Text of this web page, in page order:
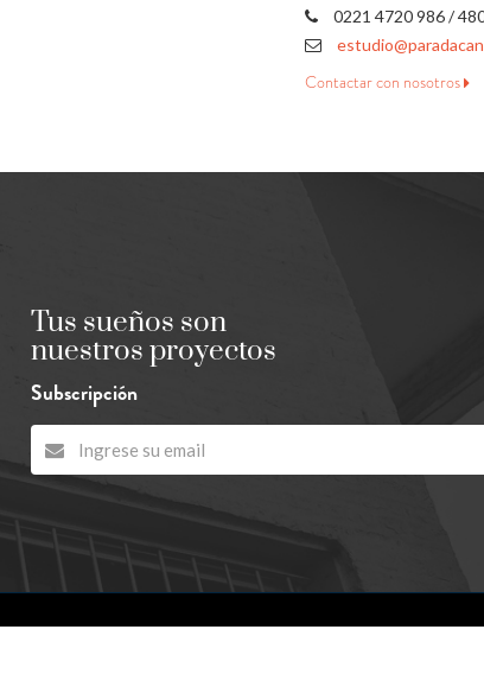
0221 4720 986 /
Contactar con nosotros
Tus sueños son
nuestros proyectos
Subscripción